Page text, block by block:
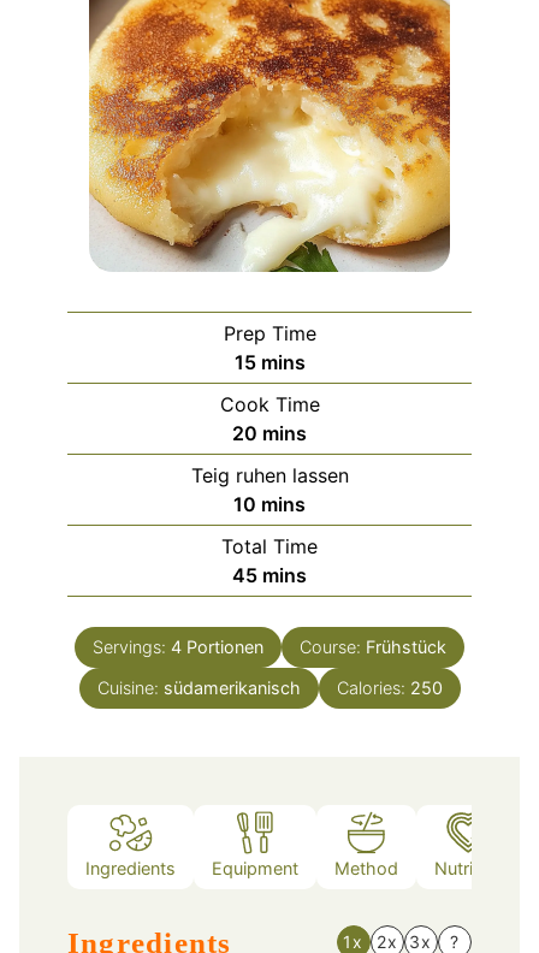
Prep Time
15minutes
mins
Cook Time
20 minutes
mins
Teig ruhen lassen
10 minutes
mins
Total Time
45minutes
mins
Servings: 4 Portionen Course: Frühstück
Cuisine: südamerikanisch Calories: 250
Ingredients Equipment Method Nutrition
Ingredients 1x 2x 3x ?